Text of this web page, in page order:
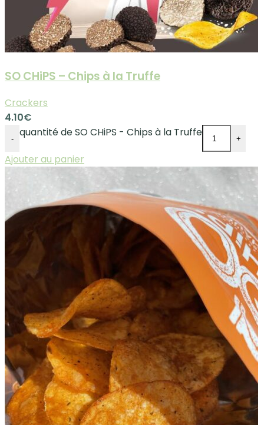
SO CHiPS – Chips à la Truffe
Crackers
4.10€
- quantité de SO CHiPS - Chips à la Truffe +
Ajouter au panier